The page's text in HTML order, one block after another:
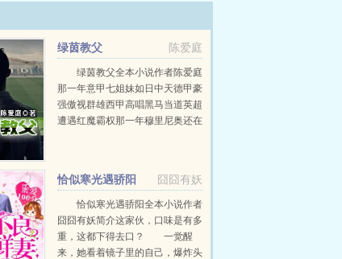
在，江叶发现这里文化缺失，前世的名作，
陈爱庭
绿茵教父
绿茵教父全本小说作者陈爱庭
那一年意甲七姐妹如日中天德甲豪
强傲视群雄西甲高唱黑马当道英超
遭遇红魔霸权那一年穆里尼奥还在
囧囧有妖
恰似寒光遇骄阳
恰似寒光遇骄阳全本小说作者
囧囧有妖简介这家伙，口味是有多
重，这都下得去口？ 一觉醒
来，她看着镜子里的自己，爆炸头